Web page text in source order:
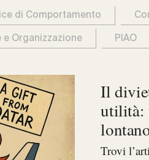
di Comportamento
Organizzazione PIAO
Il
utilità:
Trovi